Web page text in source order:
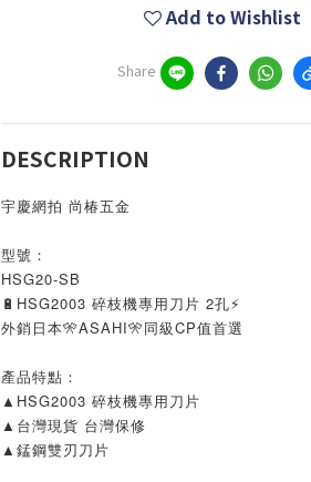
Add to Wishlist
Share
DESCRIPTION
宇慶網拍 尚椿五金
型號：
HSG20-SB
🔋HSG2003 碎枝機專用刀片 2孔⚡
外銷日本🎌ASAHI🎌同級CP值首選
產品特點：
▲HSG2003 碎枝機專用刀片
▲台灣現貨 台灣保修
▲錳鋼雙刃刀片